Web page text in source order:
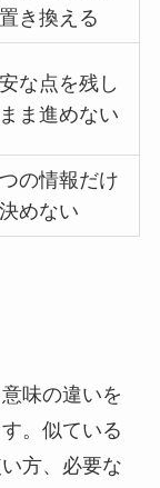
き換える
な点を残し
ま進めない
の情報だけ
めない
味の違いを
。似ている
方、必要な